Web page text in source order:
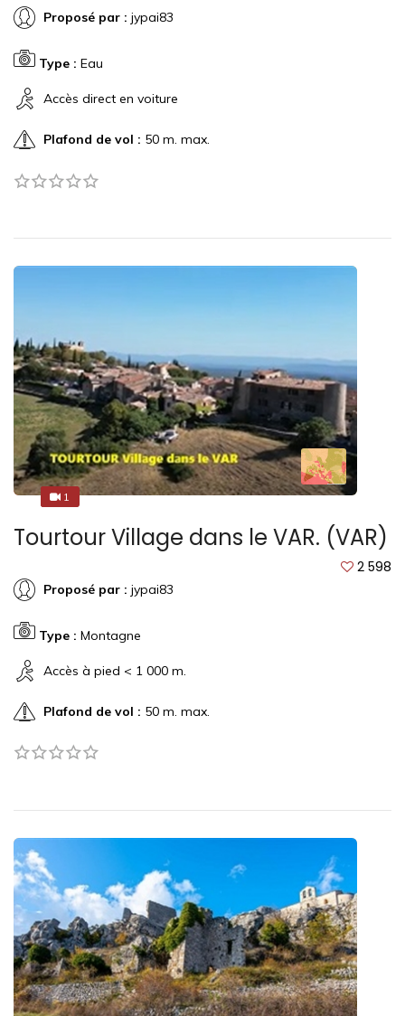
Proposé par : jypai83
Type : Eau
Accès direct en voiture
Plafond de vol : 50 m. max.
11
Tourtour Village dans le VAR. (VAR)
2 598
Proposé par : jypai83
Type : Montagne
Accès à pied < 1 000 m.
Plafond de vol : 50 m. max.